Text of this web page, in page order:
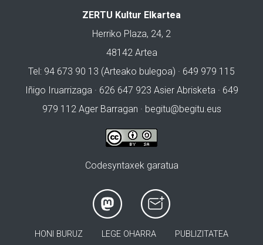
ZERTU Kultur Elkartea
Herriko Plaza, 24, 2
48142 Artea
Tel: 94 673 90 13 (Arteako bulegoa) · 649 979 115
Iñigo Iruarrizaga · 626 647 923 Asier Abrisketa · 649
979 112 Ager Barragan · begitu@begitu.eus
Codesyntaxek garatua
HONI BURUZ LEGE OHARRA PUBLIZITATEA